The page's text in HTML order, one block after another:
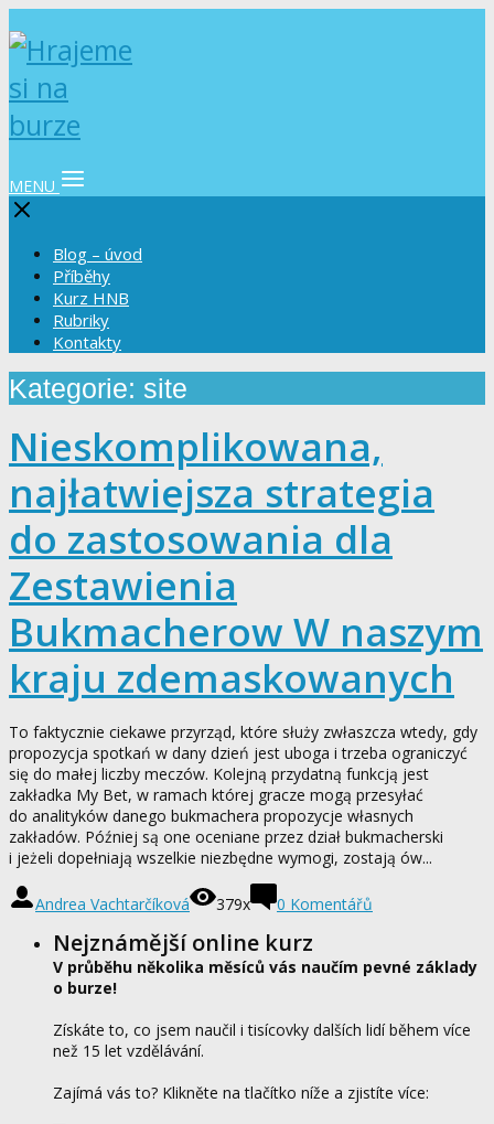
MENU
Blog – úvod
Příběhy
Kurz HNB
Rubriky
Kontakty
Kategorie: site
Nieskomplikowana,
najłatwiejsza strategia
do zastosowania dla
Zestawienia
Bukmacherow W naszym
kraju zdemaskowanych
To faktycznie ciekawe przyrząd, które służy zwłaszcza wtedy, gdy
propozycja spotkań w dany dzień jest uboga i trzeba ograniczyć
się do małej liczby meczów. Kolejną przydatną funkcją jest
zakładka My Bet, w ramach której gracze mogą przesyłać
do analityków danego bukmachera propozycje własnych
zakładów. Później są one oceniane przez dział bukmacherski
i jeżeli dopełniają wszelkie niezbędne wymogi, zostają ów...
Andrea Vachtarčíková 379x 0 Komentářů
Nejznámější online kurz
V průběhu několika měsíců vás naučím pevné základy
o burze!
Získáte to, co jsem naučil i tisícovky dalších lidí během více
než 15 let vzdělávání.
Zajímá vás to? Klikněte na tlačítko níže a zjistíte více: